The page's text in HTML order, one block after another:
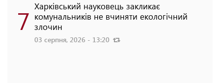
7 Харківський науковець закликає
комунальників не вчиняти екологічний
злочин
03 серпня, 2026 - 13:20